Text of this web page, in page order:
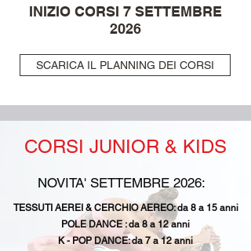
INIZIO CORSI 7 SETTEMBRE
2026
SCARICA IL PLANNING DEI CORSI
CORSI JUNIOR & KIDS
NOVITA' SETTEMBRE 2026:
TESSUTI AEREI & CERCHIO AEREO: da 8 a 15 anni
POLE DANCE : da 8 a 12 anni
K - POP DANCE: da 7 a 12 anni